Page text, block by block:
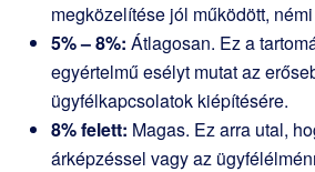
megközelítése jól működött,
5% – 8%: Átlagosan. Ez a
egyértelmű esélyt mutat az
ügyfélkapcsolatok kiépítésére.
8% felett: Magas. Ez arra utal,
árképzéssel vagy az